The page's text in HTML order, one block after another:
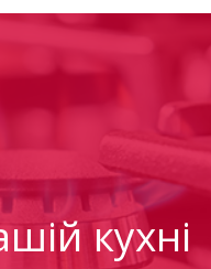
кухні